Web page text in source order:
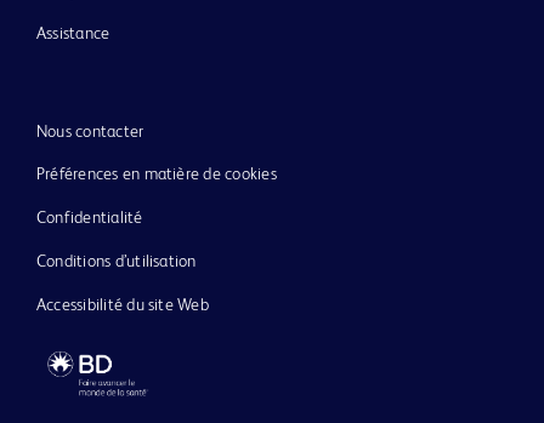
Assistance
Nous contacter
Préférences en matière de cookies
Confidentialité
Conditions d’utilisation
Accessibilité du site Web